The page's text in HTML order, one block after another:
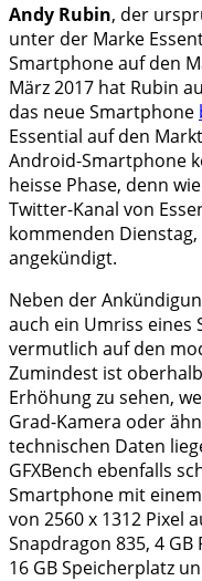
Andy Rubin, der
unter der Marke
Smartphone auf den
März 2017 hat Rubin
das neue Smartphone
Essential auf den
Android-Smartphone
heisse Phase, denn
Twitter-Kanal von
kommenden Dienstag,
angekündigt.
Neben der
auch ein Umriss eines
vermutlich auf den
Zumindest ist
Erhöhung zu sehen,
Grad-Kamera oder
technischen Daten
GFXBench ebenfalls
Smartphone mit
von 2560 x 1312 Pixel
Snapdragon 835, 4 GB
16 GB Speicherplatz